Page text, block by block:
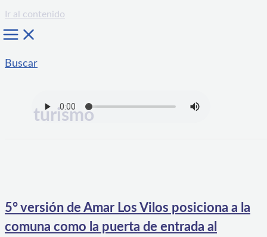
Ir al contenido
Buscar
turismo
5° versión de Amar Los Vilos posiciona a la
comuna como la puerta de entrada al